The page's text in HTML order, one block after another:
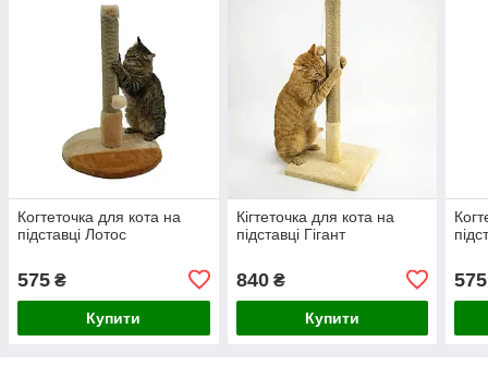
Когтеточка для кота на
підставці Лотос
575 ₴
Купити
Кігтеточка для кота на
підставці Гігант
840₴
Купити
575